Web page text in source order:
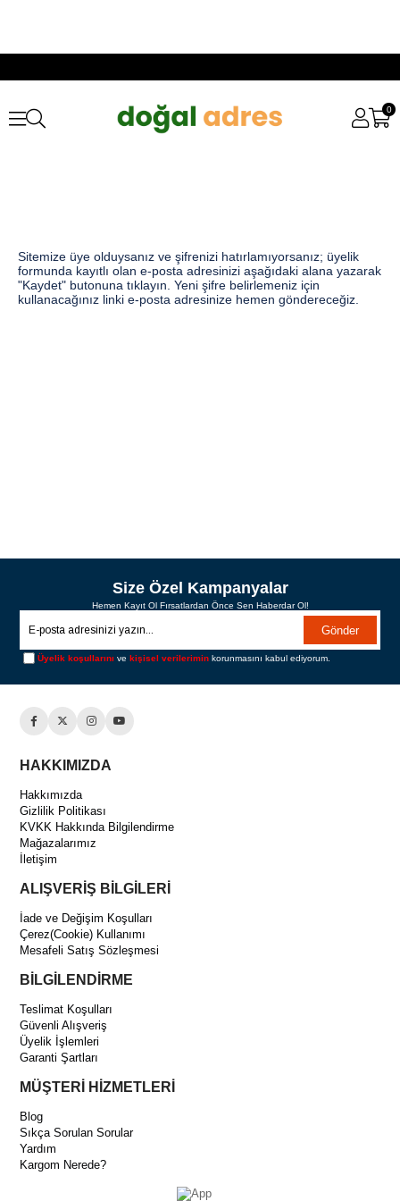
0
Sitemize üye olduysanız ve şifrenizi hatırlamıyorsanız; üyelik
formunda kayıtlı olan e-posta adresinizi aşağıdaki alana yazarak
"Kaydet" butonuna tıklayın. Yeni şifre belirlemeniz için
kullanacağınız linki e-posta adresinize hemen göndereceğiz.
Size Özel Kampanyalar
Hemen Kayıt Ol Fırsatlardan Önce Sen Haberdar Ol!
Gönder
Üyelik koşullarını vekişisel verilerimin korunmasını kabul ediyorum.
HAKKIMIZDA
Hakkımızda
Gizlilik Politikası
KVKK Hakkında Bilgilendirme
Mağazalarımız
İletişim
ALIŞVERİŞ BİLGİLERİ
İade ve Değişim Koşulları
Çerez(Cookie) Kullanımı
Mesafeli Satış Sözleşmesi
BİLGİLENDİRME
Teslimat Koşulları
Güvenli Alışveriş
Üyelik İşlemleri
Garanti Şartları
MÜŞTERİ HİZMETLERİ
Blog
Sıkça Sorulan Sorular
Yardım
Kargom Nerede?